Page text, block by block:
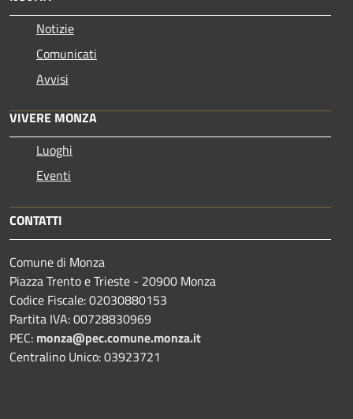
Notizie
Comunicati
Avvisi
VIVERE MONZA
Luoghi
Eventi
CONTATTI
Comune di Monza
Piazza Trento e Trieste - 20900 Monza
Codice Fiscale: 02030880153
Partita IVA: 00728830969
PEC: monza@pec.comune.monza.it
Centralino Unico: 03923721